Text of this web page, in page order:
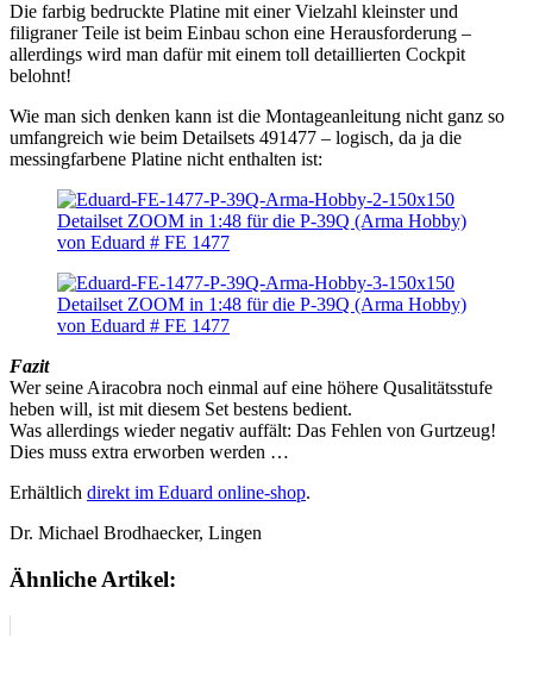
Die farbig bedruckte Platine mit einer Vielzahl kleinster und
filigraner Teile ist beim Einbau schon eine Herausforderung –
allerdings wird man dafür mit einem toll detaillierten Cockpit
belohnt!
Wie man sich denken kann ist die Montageanleitung nicht ganz so
umfangreich wie beim Detailsets 491477 – logisch, da ja die
messingfarbene Platine nicht enthalten ist:
Fazit
Wer seine Airacobra noch einmal auf eine höhere Qusalitätsstufe
heben will, ist mit diesem Set bestens bedient.
Was allerdings wieder negativ auffält: Das Fehlen von Gurtzeug!
Dies muss extra erworben werden …
Erhältlich direkt im Eduard online-shop.
Dr. Michael Brodhaecker, Lingen
Ähnliche Artikel: